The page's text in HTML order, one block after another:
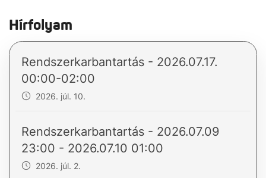
Hírfolyam
Rendszerkarbantartás - 2026.07.17.
00:00-02:00
2026. júl. 10.
Rendszerkarbantartás - 2026.07.09
23:00 - 2026.07.10 01:00
2026. júl. 2.